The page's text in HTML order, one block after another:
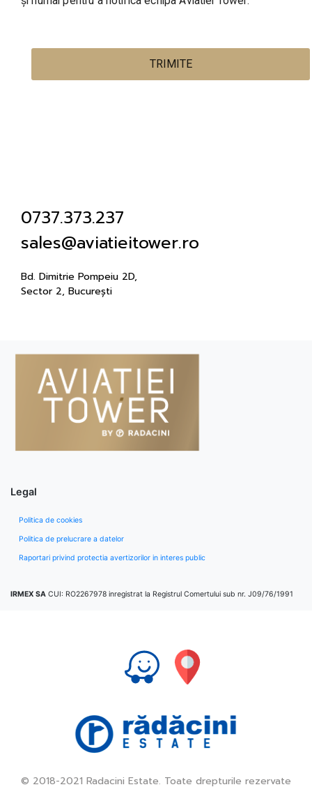
0737.373.237
sales@aviatieitower.ro
Bd. Dimitrie Pompeiu 2D,
Sector 2, București
Legal
Politica de cookies
Politica de prelucrare a datelor
Raportari privind protectia avertizorilor in interes public
IRMEX SA CUI: RO2267978 inregistrat la Registrul Comertului sub nr. J09/76/1991
© 2018-2021 Radacini Estate. Toate drepturile rezervate